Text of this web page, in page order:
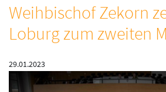
Weihbischof Zekorn
Loburg zum zweiten
29.01.2023